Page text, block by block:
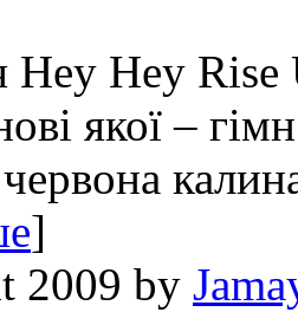
Hey Hey Rise
якої –
]
2009 by